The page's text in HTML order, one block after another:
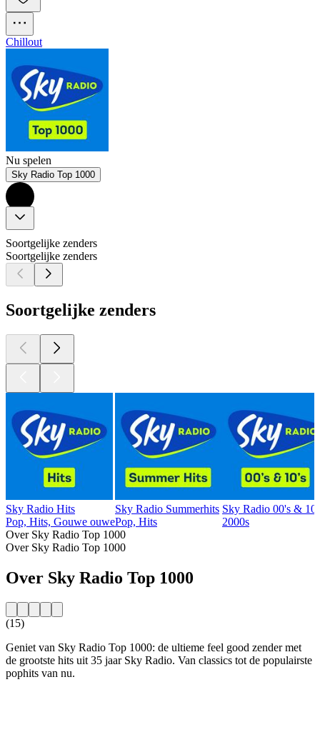
Chillout
Nu spelen
Sky Radio Top 1000
Soortgelijke zenders
Soortgelijke zenders
Soortgelijke zenders
Sky Radio Hits
Pop, Hits, Gouwe ouwe
Sky Radio Summerhits
Pop, Hits
Sky Radio 00's &
2000s
Over Sky Radio Top 1000
Over Sky Radio Top 1000
Over Sky Radio Top 1000
(15)
Geniet van Sky Radio Top 1000: de ultieme feel good zender met
de grootste hits uit 35 jaar Sky Radio. Van classics tot de populairste
pophits van nu.